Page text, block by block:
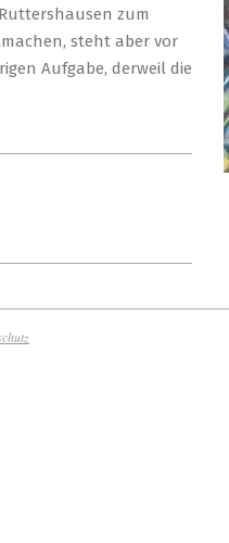
zum
steht aber vor
Aufgabe, derweil die